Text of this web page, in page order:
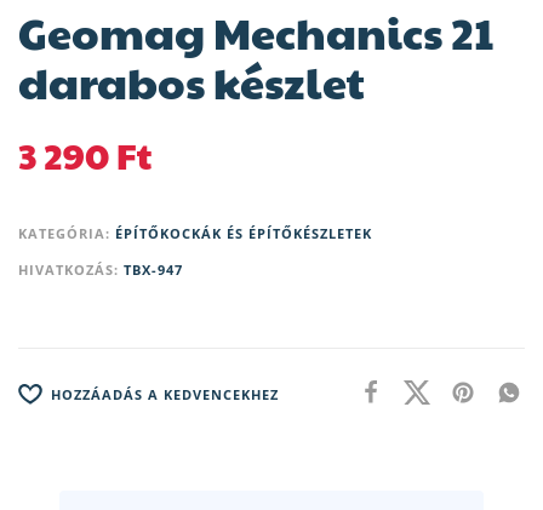
Geomag Mechanics 21
darabos készlet
3 290Ft
KATEGÓRIA: ÉPÍTŐKOCKÁK ÉS ÉPÍTŐKÉSZLETEK
HIVATKOZÁS: TBX-947
HOZZÁADÁS A KEDVENCEKHEZ